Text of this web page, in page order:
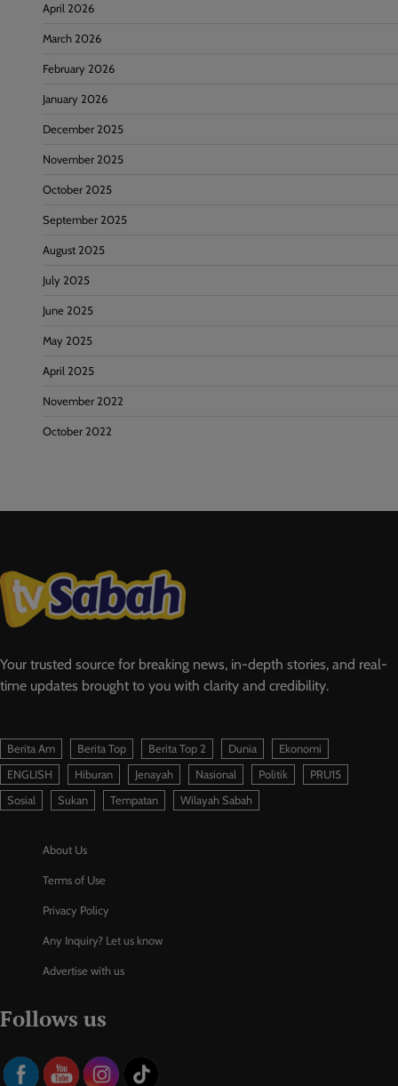
April 2026
March 2026
February 2026
January 2026
December 2025
November 2025
October 2025
September 2025
August 2025
July 2025
June 2025
May 2025
April 2025
November 2022
October 2022
Your trusted source for breaking news, in-depth stories, and real-
time updates brought to you with clarity and credibility.
Berita Am Berita Top Berita Top 2 Dunia
Ekonomi
ENGLISH
Hiburan Jenayah Nasional Politik
PRU15
Sosial
Sukan Tempatan Wilayah Sabah
About Us
Terms of Use
Privacy Policy
Any Inquiry? Let us know
Advertise with us
Follows us